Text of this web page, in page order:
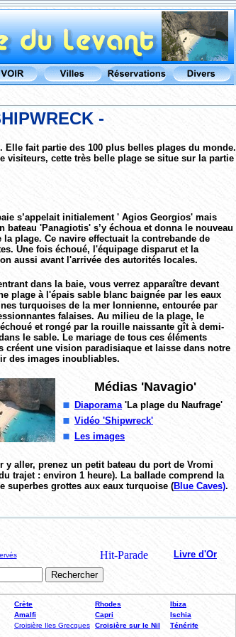
-
Elle fait partie des 100 plus belles plages du monde.
visiteurs, cette très belle plage se situe sur la partie
s’appelait initialement ' Agios Georgios' mais
bateau 'Panagiotis' s’y échoua et donna le nouveau
la plage. Ce navire effectuait la contrebande de
Une fois échoué, l'équipage disparut et la
aussi avant l'arrivée des autorités locales.
dans la baie, vous verrez apparaître devant
plage à l'épais sable blanc baignée par les eaux
turquoises de la mer Ionnienne, entourée par
falaises. Au milieu de la plage, le
échoué et rongé par la rouille naissante gît à demi-
le sable. Le mariage de tous ces éléments
créent une vision paradisiaque et laisse dans notre
des images inoubliables.
Médias 'Navagio'
Diaporama'La plage du Naufrage'
Vidéo 'Shipwreck'
Les images
y aller, prenez un petit bateau du port de Vromi
trajet : environ 1 heure). La ballade comprend la
superbes grottes aux eaux turquoise (Blue Caves).
Livre d'Or
Crète Rhodes
Ibiza
Amalfi Capri
Ischia
Croisière Iles Grecques Croisière sur le Nil Ténérife